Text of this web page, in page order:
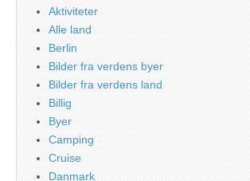
Aktiviteter
Alle land
Berlin
Bilder fra verdens byer
Bilder fra verdens land
Billig
Byer
Camping
Cruise
Danmark